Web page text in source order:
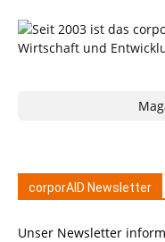
corporAID Newsletter
Unser Newsletter